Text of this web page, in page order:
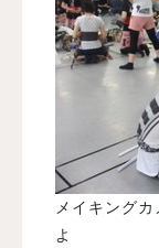
メイキング
よ